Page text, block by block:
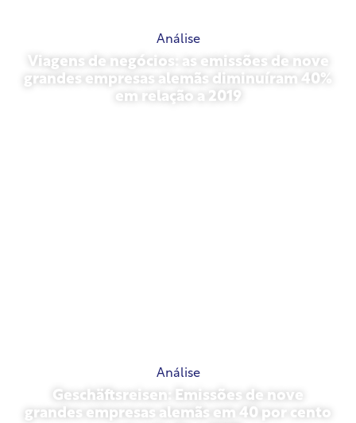
Análise
Viagens de negócios: as emissões de nove
grandes empresas alemãs diminuíram 40%
em relação a 2019
Análise
Geschäftsreisen: Emissões de nove
grandes empresas alemãs em 40 por cento